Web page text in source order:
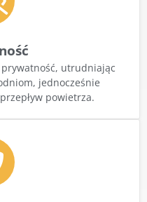
utrudniając
jednocześnie
powietrza.